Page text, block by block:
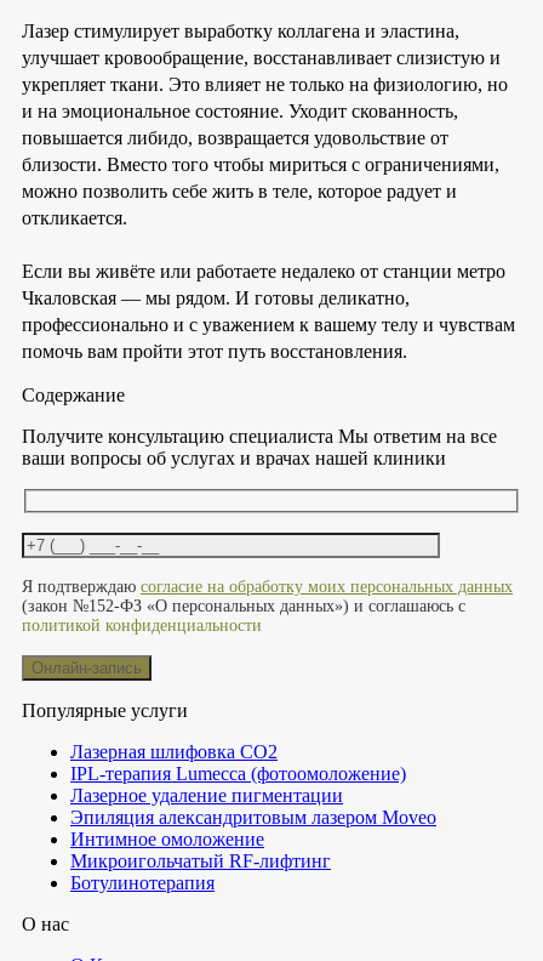
Лазер стимулирует выработку коллагена и эластина,
улучшает кровообращение, восстанавливает слизистую и
укрепляет ткани. Это влияет не только на физиологию, но
и на эмоциональное состояние. Уходит скованность,
повышается либидо, возвращается удовольствие от
близости. Вместо того чтобы мириться с ограничениями,
можно позволить себе жить в теле, которое радует и
откликается.
Если вы живёте или работаете недалеко от станции метро
Чкаловская — мы рядом. И готовы деликатно,
профессионально и с уважением к вашему телу и чувствам
помочь вам пройти этот путь восстановления.
Содержание
Получите консультацию специалиста Мы ответим на все
ваши вопросы об услугах и врачах нашей клиники
Я подтверждаю согласие на обработку моих персональных данных
(закон №152-ФЗ «О персональных данных») и соглашаюсь с
политикой конфиденциальности
Популярные услуги
Лазерная шлифовка СО2
IPL-терапия Lumecca (фотоомоложение)
Лазерное удаление пигментации
Эпиляция александритовым лазером Moveo
Интимное омоложение
Микроигольчатый RF-лифтинг
Ботулинотерапия
О нас